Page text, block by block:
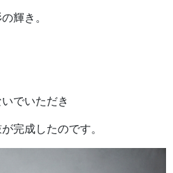
輝き。
でいただき
完成したのです。